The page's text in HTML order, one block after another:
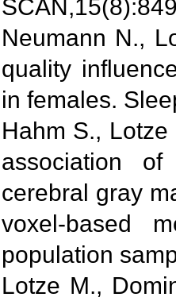
Neumann N.,
quality
in females.
Hahm S.,
association
cerebral gray
voxel-based
population
Lotze M.,